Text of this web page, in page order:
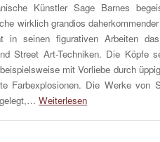
Künstler Sage Barnes
wirklich grandios
in seinen figurativen Arbeiten
Street Art-Techniken. Die Köpfe
mit Vorliebe durch
Farbexplosionen. Die Werke von
Weiterlesen